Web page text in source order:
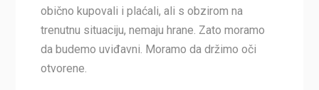
obično kupovali i plaćali, ali s obzirom na
trenutnu situaciju, nemaju hrane. Zato moramo
da budemo uviđavni. Moramo da držimo oči
otvorene.